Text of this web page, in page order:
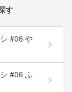
す
#06 や
#06 ふ